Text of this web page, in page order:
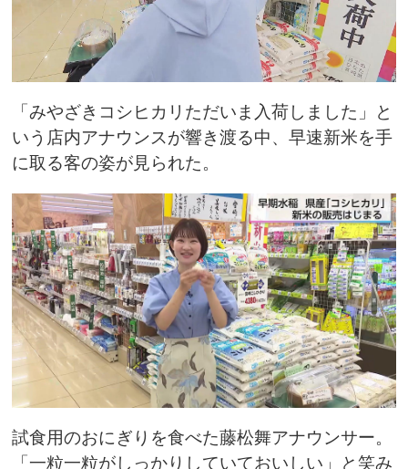
「みやざきコシヒカリただいま入荷しました」と
いう店内アナウンスが響き渡る中、早速新米を手
に取る客の姿が見られた。
試食用のおにぎりを食べた藤松舞アナウンサー。
「一粒一粒がしっかりしていておいしい」と笑み